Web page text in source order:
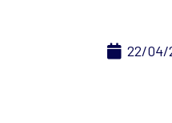
22/04/